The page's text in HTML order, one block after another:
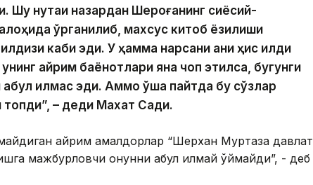
Шу нуқтаи назардан Шероғанинг сиёсий-
ўрганилиб, махсус китоб ёзилиши
каби эди. У ҳамма нарсани аниқ ҳис қилди
айрим баёнотлари яна чоп этилса, бугунги
қилмас эди. Аммо ўша пайтда бу сўзлар
топди”, – деди Махат Садиқ.
айрим амалдорлар “Шерхан Муртаза давлат
мажбурловчи қонунни қабул қилмай қўймайди”, - деб